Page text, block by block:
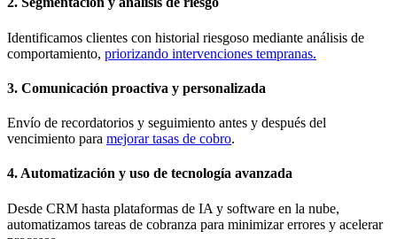
Identificamos clientes con historial riesgoso mediante análisis de
comportamiento, priorizando intervenciones tempranas.
3. Comunicación proactiva y personalizada
Envío de recordatorios y seguimiento antes y después del
vencimiento para mejorar tasas de cobro.
4. Automatización y uso de tecnología avanzada
Desde CRM hasta plataformas de IA y software en la nube,
automatizamos tareas de cobranza para minimizar errores y acelerar